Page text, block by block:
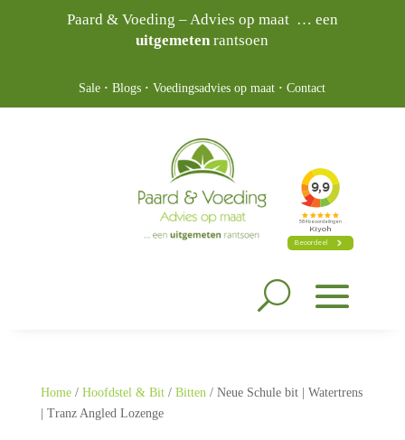
Paard & Voeding – Advies op maat … een
uitgemetenrantsoen
Sale ·Blogs ·Voedingsadvies op maat ·Contact
Home/ Hoofdstel & Bit/ Bitten/ Neue Schule bit | Watertrens
| Tranz Angled Lozenge